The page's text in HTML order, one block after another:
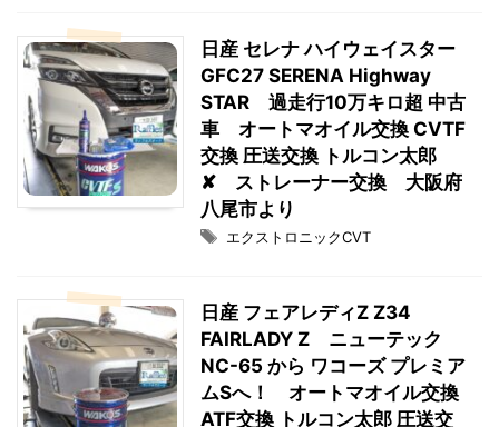
日産 セレナ ハイウェイスター
GFC27 SERENA Highway
STAR 過走行10万キロ超 中古
車 オートマオイル交換 CVTF
交換 圧送交換 トルコン太郎
✘ ストレーナー交換 大阪府
八尾市より
エクストロニックCVT
日産 フェアレディZ Z34
FAIRLADY Z ニューテック
NC-65 から ワコーズ プレミア
ムSへ！ オートマオイル交換
ATF交換 トルコン太郎 圧送交